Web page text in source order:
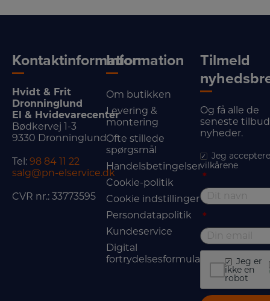
Kontaktinformation
Hvidt & Frit
Dronninglund
El & Hvidevarecenter
Bødkervej 1-3
9330 Dronninglund
Tel: 98 84 11 22
salg@pn-elservice.dk
CVR nr.: 33773595
Information
Om butikken
Levering &
montering
Ofte stillede
spørgsmål
Handelsbetingelser
Cookie-politik
Cookie indstillinger
Persondatapolitik
Kundeservice
Digital
fortrydelsesformular
Tilmeld
Og få alle de
seneste
nyheder.
Jeg
vilkårene
*
*
Jeg er
ikke en
robot